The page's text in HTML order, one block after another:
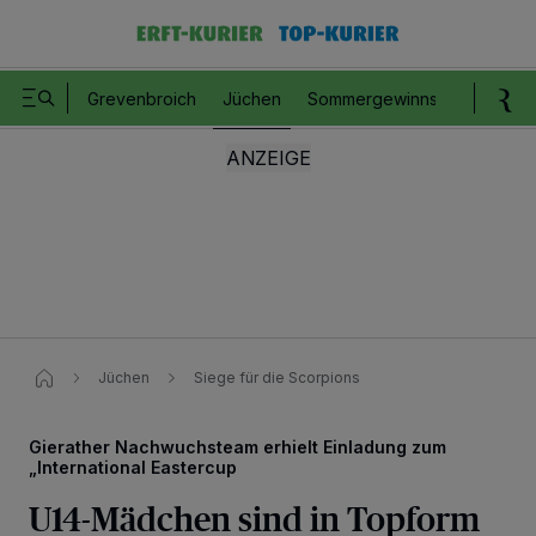
Grevenbroich Jüchen Sommergewinnspiel
Jüchen Siege für die Scorpions
Gierather Nachwuchsteam erhielt Einladung zum
„International Eastercup
U14-Mädchen sind in Topform